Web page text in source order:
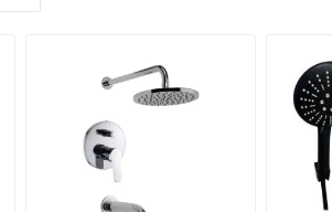
Extractores y Campanas
Piletas y mesadas
Complementos
Ceramicas
Mosaicos,
Piso flotante